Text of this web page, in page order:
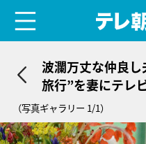
波瀾万丈な仲良
旅行”を妻にテレ
（写真ギャラリー 1/1）